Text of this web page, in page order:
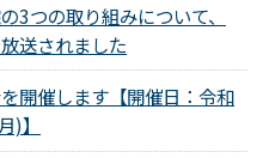
3つの取り組みについて、
送されました
開催します【開催日：令和
)】